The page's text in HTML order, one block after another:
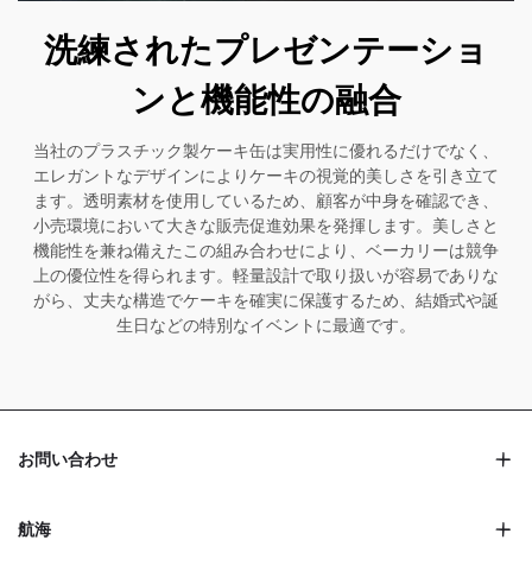
洗練されたプレゼンテーショ
ンと機能性の融合
当社のプラスチック製ケーキ缶は実用性に優れるだけでなく、
エレガントなデザインによりケーキの視覚的美しさを引き立て
ます。透明素材を使用しているため、顧客が中身を確認でき、
小売環境において大きな販売促進効果を発揮します。美しさと
機能性を兼ね備えたこの組み合わせにより、ベーカリーは競争
上の優位性を得られます。軽量設計で取り扱いが容易でありな
がら、丈夫な構造でケーキを確実に保護するため、結婚式や誕
生日などの特別なイベントに最適です。
お問い合わせ
航海